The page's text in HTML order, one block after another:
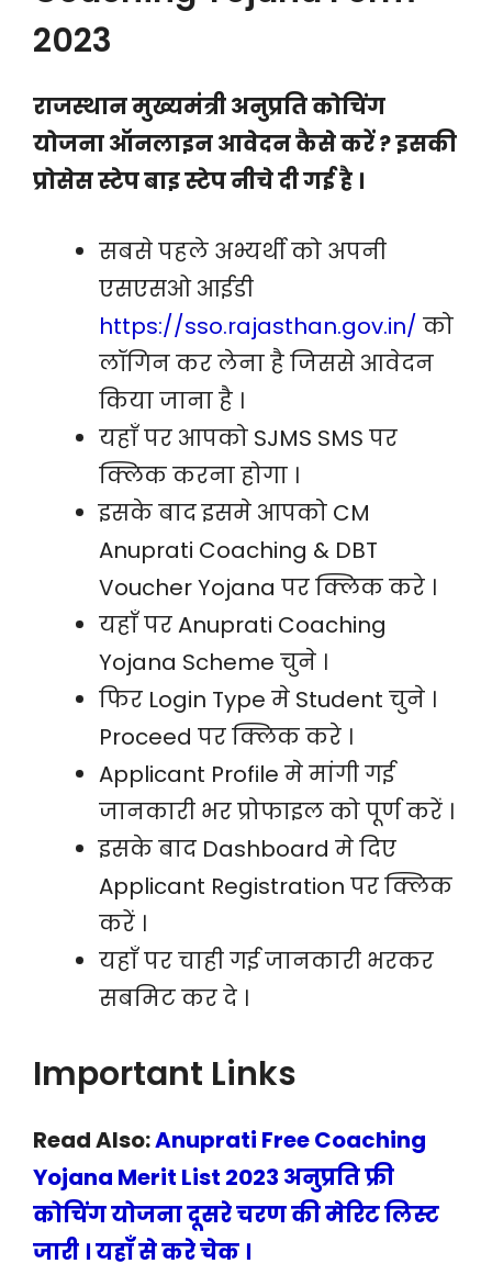
2023
राजस्थान मुख्यमंत्री अनुप्रति कोचिंग
योजना ऑनलाइन आवेदन कैसे करें ? इसकी
प्रोसेस स्टेप बाइ स्टेप नीचे दी गई है ।
सबसे पहले अभ्यर्थी को अपनी
एसएसओ आईडी
https://sso.rajasthan.gov.in/ को
लॉगिन कर लेना है जिससे आवेदन
किया जाना है ।
यहाँ पर आपको SJMS SMS पर
क्लिक करना होगा ।
इसके बाद इसमे आपको CM
Anuprati Coaching & DBT
Voucher Yojana पर क्लिक करे ।
यहाँ पर Anuprati Coaching
Yojana Scheme चुने ।
फिर Login Type मे Student चुने ।
Proceed पर क्लिक करे ।
Applicant Profile मे मांगी गई
जानकारी भर प्रोफाइल को पूर्ण करें ।
इसके बाद Dashboard मे दिए
Applicant Registration पर क्लिक
करें ।
यहाँ पर चाही गई जानकारी भरकर
सबमिट कर दे ।
Important Links
Read Also:Anuprati Free Coaching
Yojana Merit List 2023 अनुप्रति फ्री
कोचिंग योजना दूसरे चरण की मेरिट लिस्ट
जारी । यहाँ से करे चेक ।